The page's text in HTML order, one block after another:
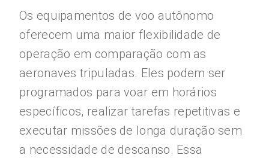
Os equipamentos de voo autônomo
oferecem uma maior flexibilidade de
operação em comparação com as
aeronaves tripuladas. Eles podem ser
programados para voar em horários
específicos, realizar tarefas repetitivas e
executar missões de longa duração sem
a necessidade de descanso. Essa